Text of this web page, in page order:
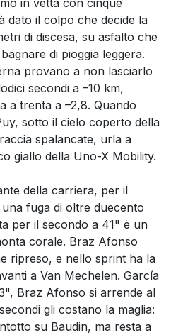
dato il colpo che decide la
di discesa, su asfalto che
di pioggia leggera.
provano a non lasciarlo
secondi a –10 km,
a trenta a –2,8. Quando
sotto il cielo coperto della
spalancate, urla a
giallo della Uno-X Mobility.
della carriera, per il
fuga di oltre duecento
per il secondo a 41" è un
corale. Braz Afonso
ripreso, e nello sprint ha la
a Van Mechelen. García
Braz Afonso si arrende al
gli costano la maglia:
su Baudin, ma resta a